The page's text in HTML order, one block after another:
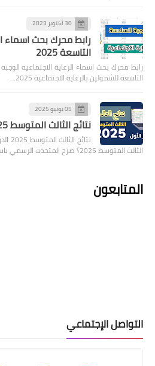
30 أكتوبر 2023
رابط محرك بحث اسماء
التاسعة 2025
التاسعة للشمولين بالرعاية الاجتماعية 2025…
05 يونيو 2025
نتائج الثالث المتوسط 2025 الدور الأول
الثالث المتوسط 2025؟ صرح المتحدث الرسمي باسم وزارة الت…
المتابعون
التواصل الإجتماعي